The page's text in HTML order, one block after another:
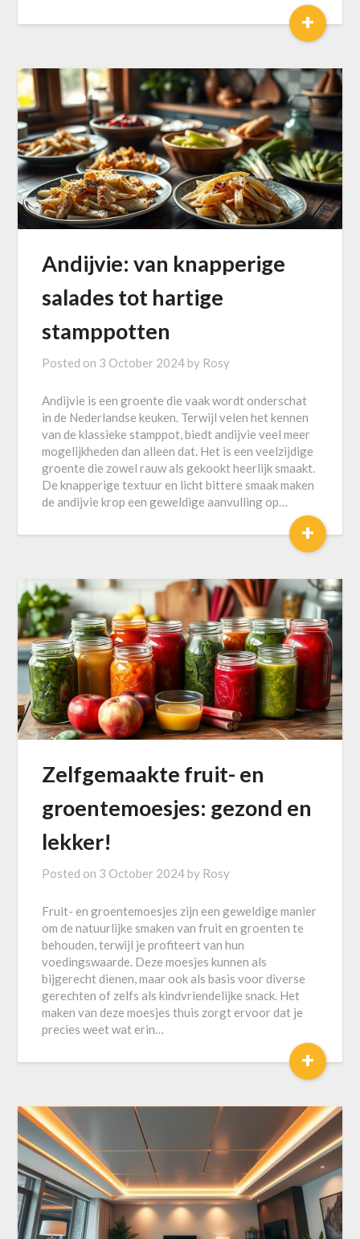
+
Andijvie: van knapperige
salades tot hartige
stamppotten
Posted on 3 October 2024 by Rosy
Andijvie is een groente die vaak wordt onderschat
in de Nederlandse keuken. Terwijl velen het kennen
van de klassieke stamppot, biedt andijvie veel meer
mogelijkheden dan alleen dat. Het is een veelzijdige
groente die zowel rauw als gekookt heerlijk smaakt.
De knapperige textuur en licht bittere smaak maken
de andijvie krop een geweldige aanvulling op…
+
Zelfgemaakte fruit- en
groentemoesjes: gezond en
lekker!
Posted on 3 October 2024 by Rosy
Fruit- en groentemoesjes zijn een geweldige manier
om de natuurlijke smaken van fruit en groenten te
behouden, terwijl je profiteert van hun
voedingswaarde. Deze moesjes kunnen als
bijgerecht dienen, maar ook als basis voor diverse
gerechten of zelfs als kindvriendelijke snack. Het
maken van deze moesjes thuis zorgt ervoor dat je
precies weet wat erin…
+